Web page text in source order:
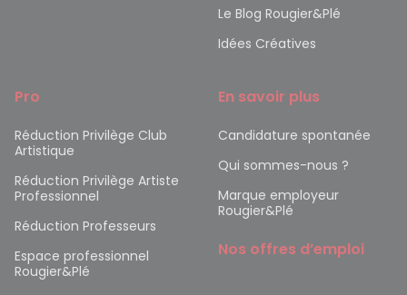
Le Blog Rougier&Plé
Idées Créatives
Pro
Réduction Privilège Club
Artistique
Réduction Privilège Artiste
Professionnel
Réduction Professeurs
Espace professionnel
Rougier&Plé
En savoir plus
Candidature spontanée
Qui sommes-nous ?
Marque employeur
Rougier&Plé
Nos offres d’emploi